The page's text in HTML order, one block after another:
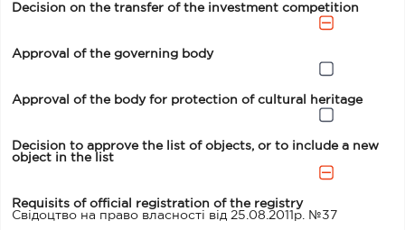
Decision on the transfer of the investment competition
Approval of the governing body
Approval of the body for protection of cultural heritage
Decision to approve the list of objects, or to include a new
object in the list
Requisits of official registration of the registry
Свідоцтво на право власності від 25.08.2011р. №37